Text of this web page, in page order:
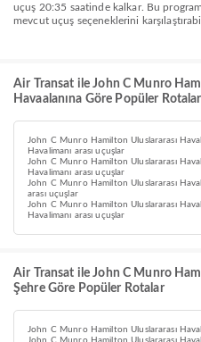
uçuş 20:35 saatinde kalkar. Bu
mevcut uçuş seçeneklerini
Air Transat ile John C Munro
Havaalanına Göre Popüler Rotalar
John C Munro Hamilton Uluslararası
Havalimanı arası uçuşlar
John C Munro Hamilton Uluslararası
Havalimanı arası uçuşlar
John C Munro Hamilton Uluslararası
arası uçuşlar
John C Munro Hamilton Uluslararası
Havalimanı arası uçuşlar
Air Transat ile John C Munro
Şehre Göre Popüler Rotalar
John C Munro Hamilton Uluslararası
John C Munro Hamilton Uluslararası